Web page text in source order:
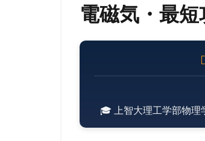
電磁気・最
🎓 上智大理工学部物理